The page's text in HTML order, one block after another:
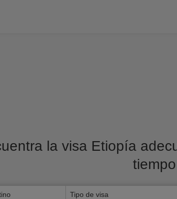
la visa Etiopía
Tipo de visa